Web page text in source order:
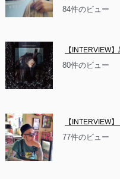
84件のビュー
【INTERVIEW
80件のビュー
【INTERVIEW
77件のビュー